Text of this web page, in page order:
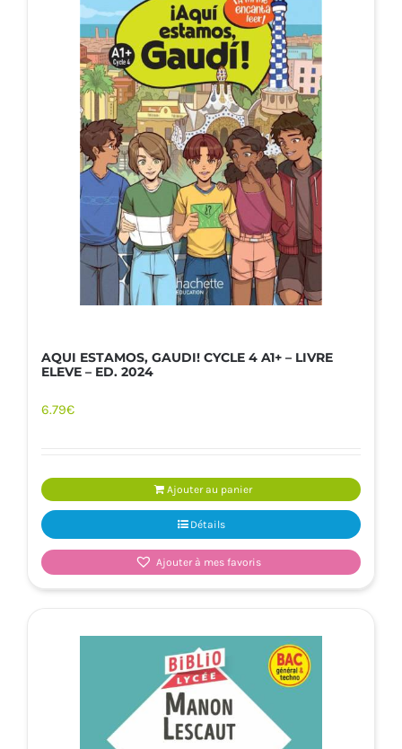
AQUI ESTAMOS, GAUDI! CYCLE 4 A1+ – LIVRE
ELEVE – ED. 2024
6.79€
Ajouter au panier
Détails
Ajouter à mes favoris